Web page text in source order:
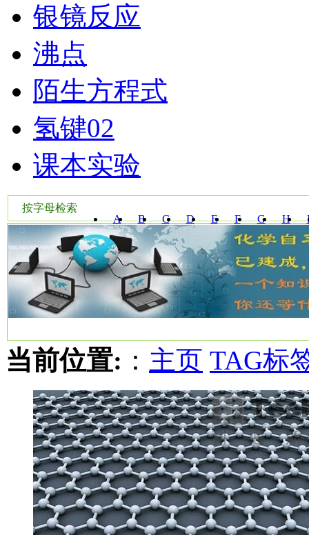
银镜反应
沸点
陌生方程式
氢键02
课本实验
按字母检索
A
B C D E F G H
W Y
当前位置: ： 主页 TAG标